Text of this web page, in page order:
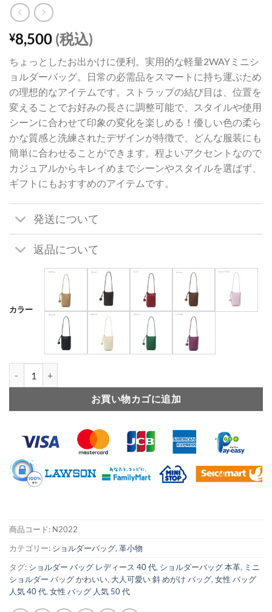
¥8,500 (税込)
ちょっとしたお出かけに便利。実用的な軽量2WAYミニシ
ョルダーバッグ。日常の必需品をスマートに持ち運ぶため
の理想的なアイテムです。ストラップの結び目は、位置を
変えることでお好みの長さに調整可能で、スタイルや使用
シーンに合わせて印象の変化を楽しめる！優しい色の柔ら
かな質感と洗練されたデザインが特徴で、どんな服装にも
簡単に合わせることができます。程よいアクセントなので
カジュアルからキレイめまでシーンやスタイルを選ばず、
ギフトにもおすすめのアイテムです。
発送について
返品について
カラー
お買い物カゴに追加
商品コード: N2022
カテゴリー: ショルダーバッグ, 革小物
タグ: ショルダー バッグ レディース 40 代, ショルダーバッグ 本革, ミニ
ショルダー バッグ かわいい, 大人可愛い 斜 めがけ バッグ, 女性 バッグ
人気 40 代, 女性 バッグ 人気 50 代